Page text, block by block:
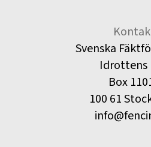
Svenska
Idrottens
Box
100 61